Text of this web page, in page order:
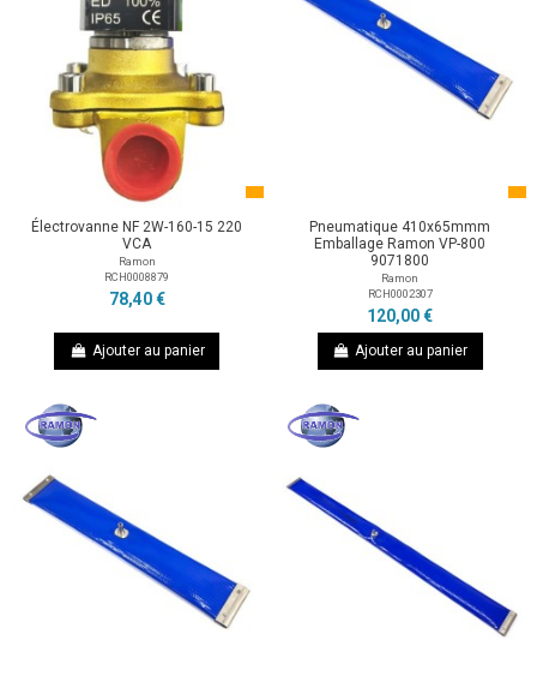
Électrovanne NF 2W-160-15 220
VCA
Ramon
RCH0008879
78,40 €
Ajouter au panier
Pneumatique 410x65mmm
Emballage Ramon VP-800
9071800
Ramon
RCH0002307
120,00 €
Ajouter au panier